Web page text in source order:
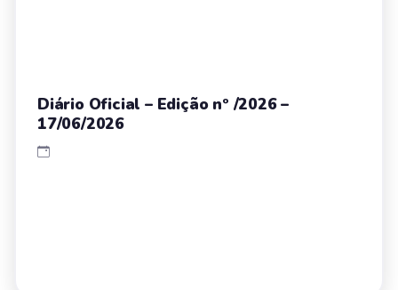
Diário Oficial – Edição nº /2026 –
17/06/2026